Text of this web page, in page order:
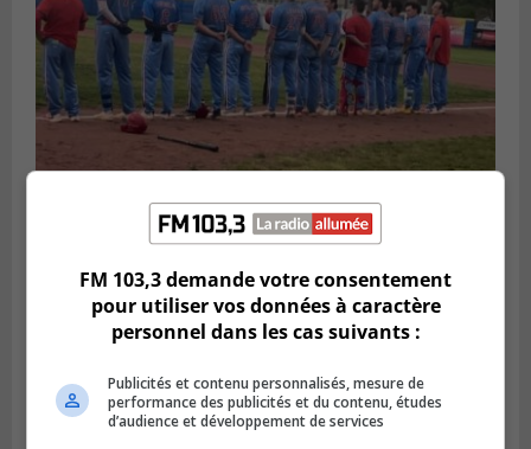
Publié le 6 août 2026 à 05h11
vers la victoire à Laval
FM 103,3 demande votre consentement
pour utiliser vos données à caractère
personnel dans les cas suivants :
Publicités et contenu personnalisés, mesure de
performance des publicités et du contenu, études
d’audience et développement de services